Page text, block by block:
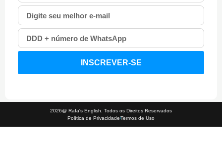
INSCREVER-SE
2026@ Rafa's English. Todos os Direitos Reservados
Política de PrivacidadeTermos de Uso